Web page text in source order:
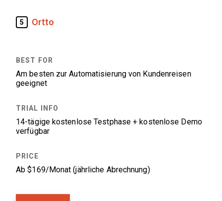
5 Ortto
Am besten zur Automatisierung von Kundenreisen
geeignet
14-tägige kostenlose Testphase + kostenlose Demo
verfügbar
Ab $169/Monat (jährliche Abrechnung)